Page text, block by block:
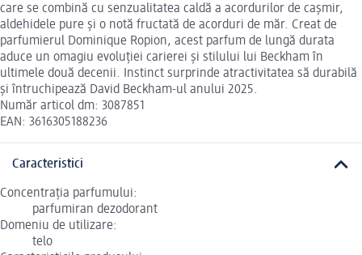
care se combină cu senzualitatea caldă a acordurilor de cașmir,
aldehidele pure și o notă fructată de acorduri de măr. Creat de
parfumierul Dominique Ropion, acest parfum de lungă durata
aduce un omagiu evoluției carierei și stilului lui Beckham în
ultimele două decenii. Instinct surprinde atractivitatea să durabilă
și întruchipează David Beckham-ul anului 2025.
Număr articol dm: 3087851
EAN: 3616305188236
Caracteristici
Concentrația parfumului:
parfumiran dezodorant
Domeniu de utilizare:
telo